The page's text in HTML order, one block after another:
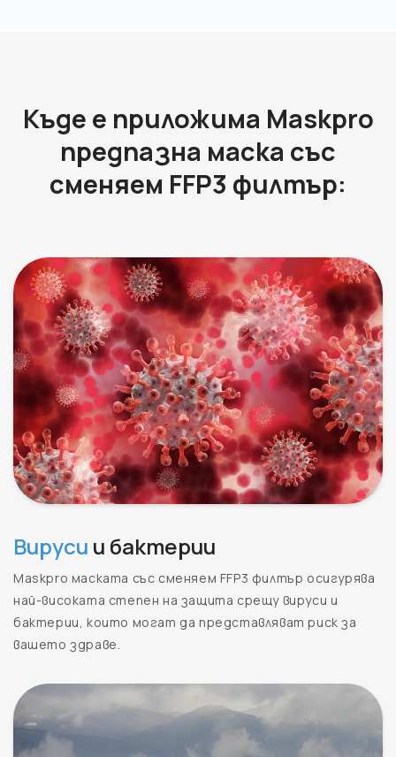
Къде е приложима Maskpro
предпазна маска със
сменяем FFP3 филтър:
Вируси и бактерии
Maskpro маската със сменяем FFP3 филтър осигурява
най-високата степен на защита срещу вируси и
бактерии, които могат да представляват риск за
вашето здраве.